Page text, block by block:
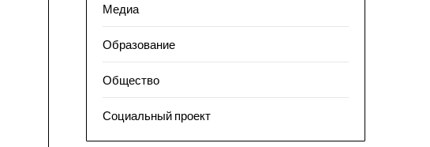
Медиа
Образование
Общество
Социальный проект